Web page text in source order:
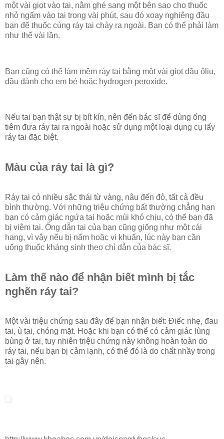
một vài giọt vào tai, nằm ghé sang một bên sao cho thuốc
nhỏ ngấm vào tai trong vài phút, sau đó xoay nghiêng đầu
bạn để thuốc cùng ráy tai chảy ra ngoài. Bạn có thể phải làm
như thế vài lần.
Bạn cũng có thể làm mềm ráy tai bằng một vài giọt dầu ôliu,
dầu dành cho em bé hoặc hydrogen peroxide.
Nếu tai bạn thật sự bị bít kín, nên đến bác sĩ để dùng ống
tiêm đưa ráy tai ra ngoài hoặc sử dụng một loại dụng cụ lấy
ráy tai đặc biệt.
Màu của ráy tai là gì?
Ráy tai có nhiều sắc thái từ vàng, nâu đến đỏ, tất cả đều
bình thường. Với những triệu chứng bất thường chẳng hạn
bạn có cảm giác ngứa tai hoặc mùi khó chịu, có thể bạn đã
bị viêm tai. Ống dẫn tai của bạn cũng giống như một cái
hang, vì vậy nếu bị nấm hoặc vi khuẩn, lúc này bạn cần
uống thuốc kháng sinh theo chỉ dẫn của bác sĩ.
Làm thế nào để nhận biết mình bị tắc
nghẽn ráy tai?
Một vài triệu chứng sau đây để bạn nhận biết: Điếc nhẹ, đau
tai, ù tai, chóng mặt. Hoặc khi bạn có thể có cảm giác lùng
bùng ở tai, tuy nhiên triệu chứng này không hoàn toàn do
ráy tai, nếu bạn bị cảm lạnh, có thể đó là do chất nhầy trong
tai gây nên.